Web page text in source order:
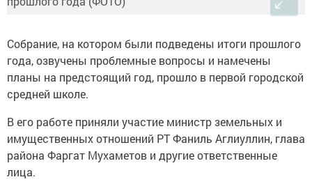
Собрание, на котором были подведены итоги прошлого
года, озвучены проблемные вопросы и намечены
планы на предстоящий год, прошло в первой городской
средней школе.
В его работе приняли участие министр земельных и
имущественных отношений РТ Фаниль Аглиуллин, глава
района Фаргат Мухаметов и другие ответственные
лица.